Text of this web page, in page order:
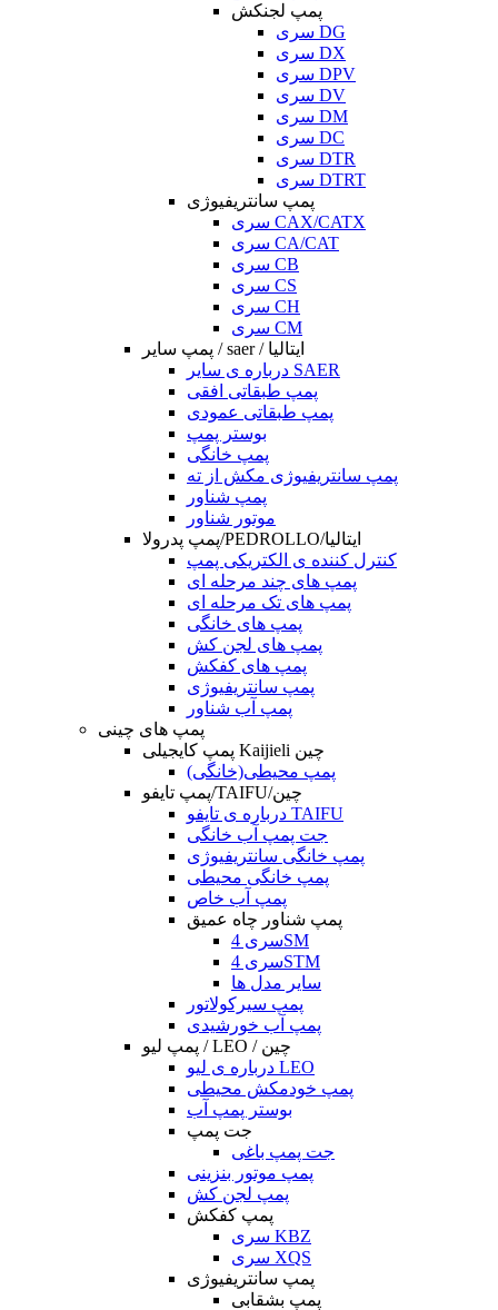
پمپ لجنکش
سری DG
سری DX
سری DPV
سری DV
سری DM
سری DC
سری DTR
سری DTRT
پمپ سانتریفیوژی
سری CAX/CATX
سری CA/CAT
سری CB
سری CS
سری CH
سری CM
پمپ سایر / saer / ایتالیا
درباره ی سایر SAER
پمپ طبقاتی افقی
پمپ طبقاتی عمودی
بوستر پمپ
پمپ خانگی
پمپ سانتریفیوژی مکش از ته
پمپ شناور
موتور شناور
پمپ پدرولا/PEDROLLO/ایتالیا
کنترل کننده ی الکتریکی پمپ
پمپ های چند مرحله ای
پمپ های تک مرحله ای
پمپ های خانگی
پمپ های لجن کش
پمپ های کفکش
پمپ سانتریفیوژی
پمپ آب شناور
پمپ های چینی
پمپ کایجیلی Kaijieli چین
پمپ محیطی(خانگی)
پمپ تایفو/TAIFU/چین
درباره ی تایفو TAIFU
جت پمپ آب خانگی
پمپ خانگی سانتریفیوژی
پمپ خانگی محیطی
پمپ آب خاص
پمپ شناور چاه عمیق
سری 4SM
سری 4STM
سایر مدل ها
پمپ سیرکولاتور
پمپ آب خورشیدی
پمپ لیو / LEO / چین
درباره ی لیو LEO
پمپ خودمکش محیطی
بوستر پمپ آب
جت پمپ
جت پمپ باغی
پمپ موتور بنزینی
پمپ لجن کش
پمپ کفکش
سری KBZ
سری XQS
پمپ سانتریفیوژی
پمپ بشقابی